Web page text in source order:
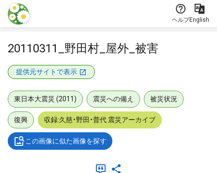
本文に飛ぶ
ヘルプEnglish
20110311_野田村_屋外_被害
提供元サイトで表示
東日本大震災 (2011) 震災への備え 被災状況
復興 収録:久慈・野田・普代 震災アーカイブ
この画像に似た画像を探す